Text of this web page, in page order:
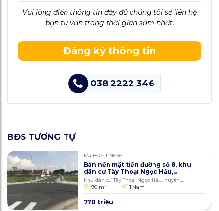
Vui lòng điền thông tin đầy đủ chúng tôi sẽ liên hệ
bạn tư vấn trong thời gian sớm nhất.
Đăng ký thông tin
038 2222 346
BĐS TƯƠNG TỰ
Mã BĐS: DN646
Bán nền mặt tiền đường số 8, khu
dân cư Tây Thoại Ngọc Hầu,
huyện Thoại Sơn, tỉnh An Giang
90m2
Khu dân cư Tây Thoại Ngọc Hầu, huyện
Thoại Sơn, tỉnh An Giang
90 m2 T.Nam
770 triệu